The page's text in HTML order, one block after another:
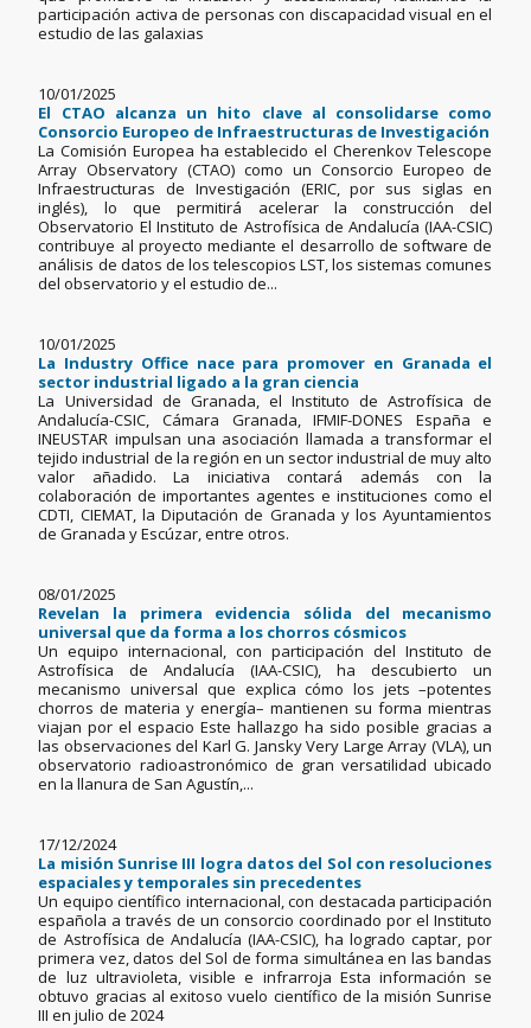
participación activa de personas con discapacidad visual en el
estudio de las galaxias
10/01/2025
El CTAO alcanza un hito clave al consolidarse como
Consorcio Europeo de Infraestructuras de Investigación
La Comisión Europea ha establecido el Cherenkov Telescope
Array Observatory (CTAO) como un Consorcio Europeo de
Infraestructuras de Investigación (ERIC, por sus siglas en
inglés), lo que permitirá acelerar la construcción del
Observatorio El Instituto de Astrofísica de Andalucía (IAA-CSIC)
contribuye al proyecto mediante el desarrollo de software de
análisis de datos de los telescopios LST, los sistemas comunes
del observatorio y el estudio de...
10/01/2025
La Industry Office nace para promover en Granada el
sector industrial ligado a la gran ciencia
La Universidad de Granada, el Instituto de Astrofísica de
Andalucía-CSIC, Cámara Granada, IFMIF-DONES España e
INEUSTAR impulsan una asociación llamada a transformar el
tejido industrial de la región en un sector industrial de muy alto
valor añadido. La iniciativa contará además con la
colaboración de importantes agentes e instituciones como el
CDTI, CIEMAT, la Diputación de Granada y los Ayuntamientos
de Granada y Escúzar, entre otros.
08/01/2025
Revelan la primera evidencia sólida del mecanismo
universal que da forma a los chorros cósmicos
Un equipo internacional, con participación del Instituto de
Astrofísica de Andalucía (IAA-CSIC), ha descubierto un
mecanismo universal que explica cómo los jets –potentes
chorros de materia y energía– mantienen su forma mientras
viajan por el espacio Este hallazgo ha sido posible gracias a
las observaciones del Karl G. Jansky Very Large Array (VLA), un
observatorio radioastronómico de gran versatilidad ubicado
en la llanura de San Agustín,...
17/12/2024
La misión Sunrise III logra datos del Sol con resoluciones
espaciales y temporales sin precedentes
Un equipo científico internacional, con destacada participación
española a través de un consorcio coordinado por el Instituto
de Astrofísica de Andalucía (IAA-CSIC), ha logrado captar, por
primera vez, datos del Sol de forma simultánea en las bandas
de luz ultravioleta, visible e infrarroja Esta información se
obtuvo gracias al exitoso vuelo científico de la misión Sunrise
III en julio de 2024